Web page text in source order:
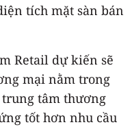
tích mặt sàn bán
Retail dự kiến sẽ
mại nằm trong
trung tâm thương
tốt hơn nhu cầu